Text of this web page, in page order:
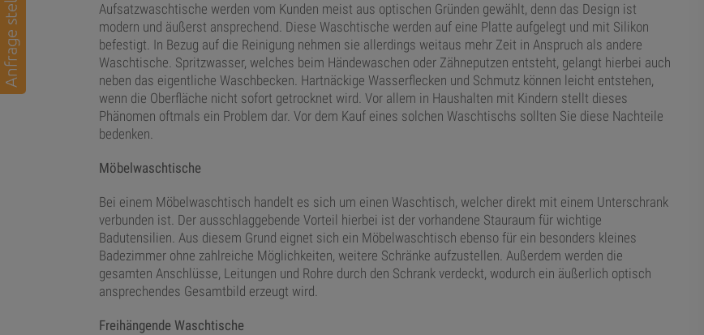
Aufsatzwaschtische werden vom Kunden meist aus optischen Gründen gewählt, denn das Design ist
modern und äußerst ansprechend. Diese Waschtische werden auf eine Platte aufgelegt und mit Silikon
befestigt. In Bezug auf die Reinigung nehmen sie allerdings weitaus mehr Zeit in Anspruch als andere
Waschtische. Spritzwasser, welches beim Händewaschen oder Zähneputzen entsteht, gelangt hierbei auch
neben das eigentliche Waschbecken. Hartnäckige Wasserflecken und Schmutz können leicht entstehen,
wenn die Oberfläche nicht sofort getrocknet wird. Vor allem in Haushalten mit Kindern stellt dieses
Phänomen oftmals ein Problem dar. Vor dem Kauf eines solchen Waschtischs sollten Sie diese Nachteile
bedenken.
Möbelwaschtische
Bei einem Möbelwaschtisch handelt es sich um einen Waschtisch, welcher direkt mit einem Unterschrank
verbunden ist. Der ausschlaggebende Vorteil hierbei ist der vorhandene Stauraum für wichtige
Badutensilien. Aus diesem Grund eignet sich ein Möbelwaschtisch ebenso für ein besonders kleines
Badezimmer ohne zahlreiche Möglichkeiten, weitere Schränke aufzustellen. Außerdem werden die
gesamten Anschlüsse, Leitungen und Rohre durch den Schrank verdeckt, wodurch ein äußerlich optisch
ansprechendes Gesamtbild erzeugt wird.
Freihängende Waschtische